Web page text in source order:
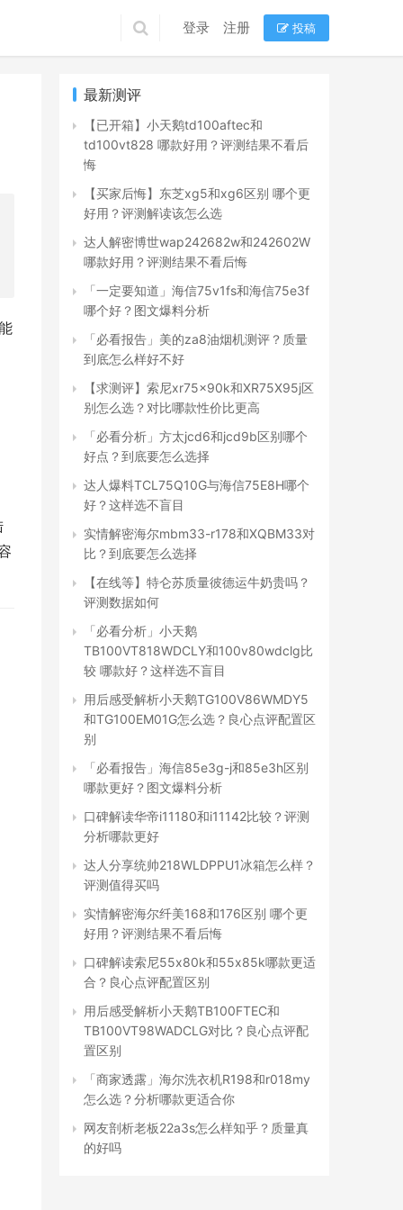
登录 注册 投稿
最新测评
【已开箱】小天鹅td100aftec和
td100vt828 哪款好用？评测结果不看后
悔
【买家后悔】东芝xg5和xg6区别 哪个更
好用？评测解读该怎么选
达人解密博世wap242682w和242602W
哪款好用？评测结果不看后悔
「一定要知道」海信75v1fs和海信75e3f
哪个好？图文爆料分析
「必看报告」美的za8油烟机测评？质量
到底怎么样好不好
【求测评】索尼xr75x90k和XR75X95j区
别怎么选？对比哪款性价比更高
「必看分析」方太jcd6和jcd9b区别哪个
好点？到底要怎么选择
达人爆料TCL75Q10G与海信75E8H哪个
好？这样选不盲目
实情解密海尔mbm33-r178和XQBM33对
比？到底要怎么选择
【在线等】特仑苏质量彼德运牛奶贵吗？
评测数据如何
「必看分析」小天鹅
TB100VT818WDCLY和100v80wdclg比
较 哪款好？这样选不盲目
用后感受解析小天鹅TG100V86WMDY5
和TG100EM01G怎么选？良心点评配置区
别
「必看报告」海信85e3g-j和85e3h区别
哪款更好？图文爆料分析
口碑解读华帝i11180和i11142比较？评测
分析哪款更好
达人分享统帅218WLDPPU1冰箱怎么样？
评测值得买吗
实情解密海尔纤美168和176区别 哪个更
好用？评测结果不看后悔
口碑解读索尼55x80k和55x85k哪款更适
合？良心点评配置区别
用后感受解析小天鹅TB100FTEC和
TB100VT98WADCLG对比？良心点评配
置区别
「商家透露」海尔洗衣机R198和r018my
怎么选？分析哪款更适合你
网友剖析老板22a3s怎么样知乎？质量真
的好吗